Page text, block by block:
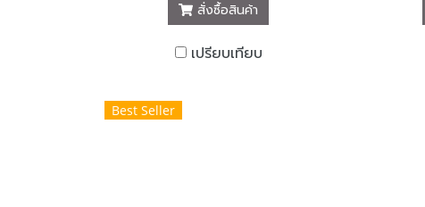
สั่งซื้อสินค้า
เปรียบเทียบ
Best Seller